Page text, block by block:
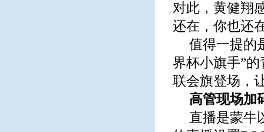
对此，黄健翔
还在，你也还
值得一提的
界杯小旗手”
联会旗登场，
高管现场加
直播是蒙牛